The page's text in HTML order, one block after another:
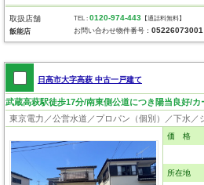
取扱店舗
飯能店
TEL :0120-974-443 【通話料無料】
お問い合わせ物件番号：05226073001
日高市大字高萩 中古一戸建て
価 格
所在地